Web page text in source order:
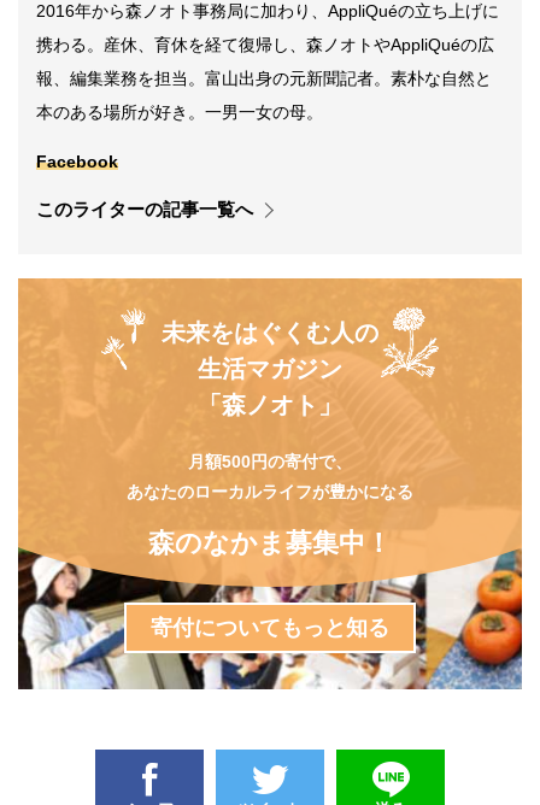
2016年から森ノオト事務局に加わり、AppliQuéの立ち上げに
携わる。産休、育休を経て復帰し、森ノオトやAppliQuéの広
報、編集業務を担当。富山出身の元新聞記者。素朴な自然と
本のある場所が好き。一男一女の母。
Facebook
このライターの記事一覧へ
未来をはぐくむ人の
生活マガジン
「森ノオト」
月額500円の寄付で、
あなたのローカルライフが豊かになる
森のなかま募集中！
寄付についてもっと知る